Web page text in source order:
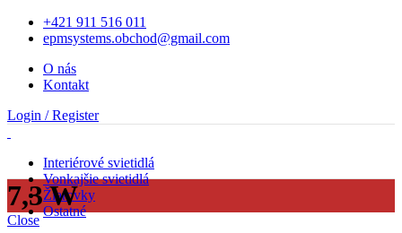
+421 911 516 011
epmsystems.obchod@gmail.com
O nás
Kontakt
Login / Register
Interiérové svietidlá
Vonkajšie svietidlá
Žiarovky
Ostatné
7,3 W
Close